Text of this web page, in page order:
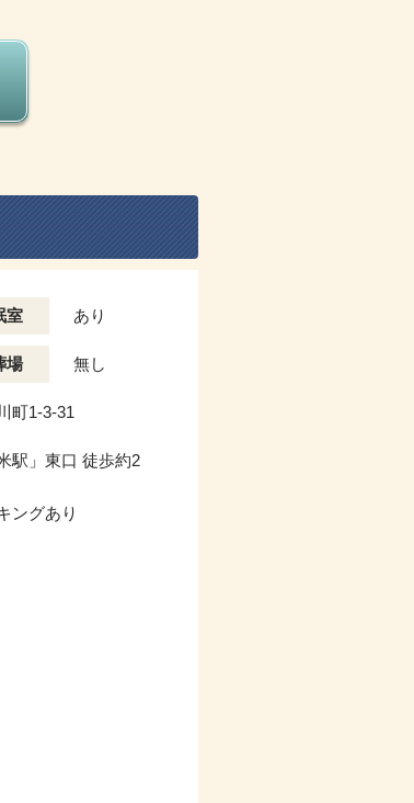
室 あり
場 無し
町1-3-31
駅」東口 徒歩約2
ングあり